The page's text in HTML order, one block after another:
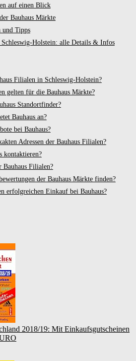
auf einen Blick
Bauhaus Märkte
und Tipps
Schleswig-Holstein: alle Details & Infos
Filialen in Schleswig-Holstein?
gelten für die Bauhaus Märkte?
Standortfinder?
Bauhaus an?
bei Bauhaus?
Adressen der Bauhaus Filialen?
kontaktieren?
Bauhaus Filialen?
der Bauhaus Märkte finden?
erfolgreichen Einkauf bei Bauhaus?
2018/19: Mit Einkaufsgutscheinen